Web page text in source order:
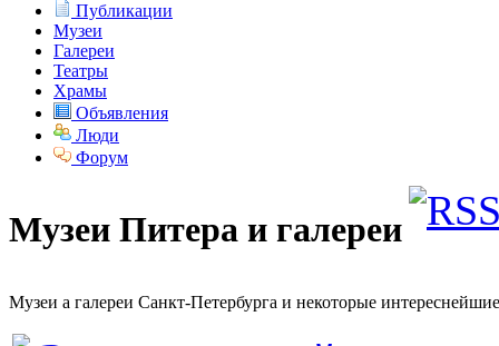
Публикации
Музеи
Галереи
Театры
Храмы
Объявления
Люди
Форум
Музеи Питера и галереи
Музеи а галереи Санкт-Петербурга и некоторые